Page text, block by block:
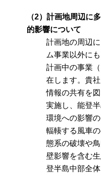
（2）計画地周辺に
的影響について
計画地の周辺
ム事業以外に
計画中の事業
在します。貴
情報の共有を
実施し、能登
環境への影響
輻輳する風車
態系の破壊や
壁影響を含む
登半島中部全